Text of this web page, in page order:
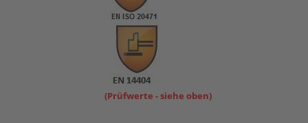
(Prüfwerte - siehe oben)